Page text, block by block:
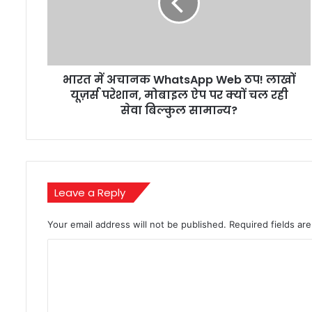
परेशान,
मोबाइल
बिल्कुल
सामान्य?
भारत में अचानक WhatsApp Web ठप! लाखों
यूज़र्स परेशान, मोबाइल ऐप पर क्यों चल रही
सेवा बिल्कुल सामान्य?
Leave a Reply
Your email address will not be published. Required fields